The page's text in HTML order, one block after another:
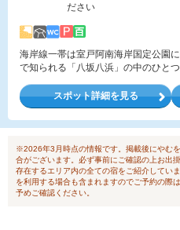
ださい
海岸線一帯は室戸阿南海岸国定公園
で知られる「八坂八浜」の中のひと
スポット詳細を見る
※2026年3月時点の情報です。掲載後にやむ
合がございます。必ず事前にご確認の上お出
存在するエリア内の全ての宿をご紹介してい
を利用する場合も含まれますのでご予約の際
予めご確認ください。